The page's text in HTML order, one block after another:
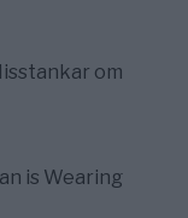
om
is Wearing